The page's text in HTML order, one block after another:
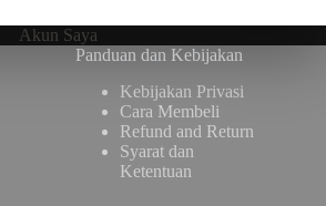
Akun Saya
Panduan dan Kebijakan
Kebijakan Privasi
Cara Membeli
Refund and Return
Syarat dan
Ketentuan